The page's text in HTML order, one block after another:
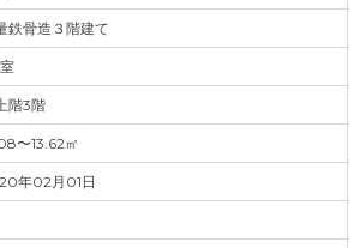
鉄骨造３階建て
階3階
〜13.62㎡
年02月01日